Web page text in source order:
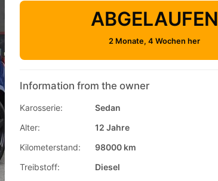
ABGELAUFEN
2 Monate, 4 Wochen her
Information from the owner
Karosserie:
Sedan
Alter:
12 Jahre
Kilometerstand:
98000 km
Treibstoff:
Diesel